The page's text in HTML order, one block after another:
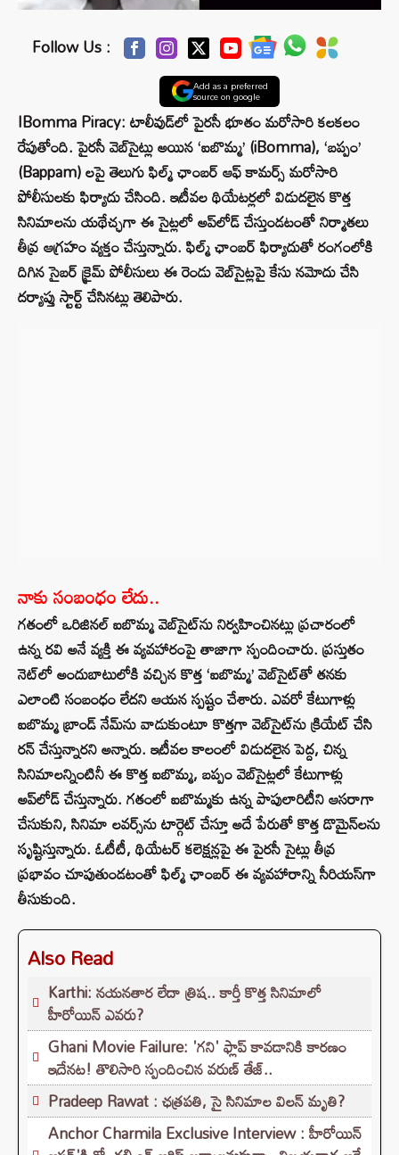
Follow Us :
Add as a preferred
source on google
IBomma Piracy: టాలీవుడ్‌లో పైరసీ భూతం మరోసారి కలకలం
రేపుతోంది. పైరసీ వెబ్‌సైట్లు అయిన ‘ఐబొమ్మ’ (iBomma), ‘బప్పం’
(Bappam) లపై తెలుగు ఫిల్మ్ ఛాంబర్ ఆఫ్ కామర్స్ మరోసారి
పోలీసులకు ఫిర్యాదు చేసింది. ఇటీవల థియేటర్లలో విడుదలైన కొత్త
సినిమాలను యథేచ్ఛగా ఈ సైట్లలో అప్‌లోడ్ చేస్తుండటంతో నిర్మాతలు
తీవ్ర ఆగ్రహం వ్యక్తం చేస్తున్నారు. ఫిల్మ్ ఛాంబర్ ఫిర్యాదుతో రంగంలోకి
దిగిన సైబర్ క్రైమ్ పోలీసులు ఈ రెండు వెబ్‌సైట్లపై కేసు నమోదు చేసి
దర్యాప్తు స్టార్ట్ చేసినట్లు తెలిపారు.
నాకు సంబంధం లేదు..
గతంలో ఒరిజినల్ ఐబొమ్మ వెబ్‌సైట్‌ను నిర్వహించినట్లు ప్రచారంలో
ఉన్న రవి అనే వ్యక్తి ఈ వ్యవహారంపై తాజాగా స్పందించారు. ప్రస్తుతం
నెట్‌లో అందుబాటులోకి వచ్చిన కొత్త ‘ఐబొమ్మ’ వెబ్‌సైట్‌తో తనకు
ఎలాంటి సంబంధం లేదని ఆయన స్పష్టం చేశారు. ఎవరో కేటుగాళ్లు
ఐబొమ్మ బ్రాండ్ నేమ్‌ను వాడుకుంటూ కొత్తగా వెబ్‌సైట్‌ను క్రియేట్ చేసి
రన్ చేస్తున్నారని అన్నారు. ఇటీవల కాలంలో విడుదలైన పెద్ద, చిన్న
సినిమాలన్నింటినీ ఈ కొత్త ఐబొమ్మ, బప్పం వెబ్‌సైట్లలో కేటుగాళ్లు
అప్‌లోడ్ చేస్తున్నారు. గతంలో ఐబొమ్మకు ఉన్న పాపులారిటీని ఆసరాగా
చేసుకుని, సినిమా లవర్స్‌ను టార్గెట్ చేస్తూ అదే పేరుతో కొత్త డొమైన్‌లను
సృష్టిస్తున్నారు. ఓటీటీ, థియేటర్ కలెక్షన్లపై ఈ పైరసీ సైట్లు తీవ్ర
ప్రభావం చూపుతుండటంతో ఫిల్మ్ ఛాంబర్ ఈ వ్యవహారాన్ని సీరియస్‌గా
తీసుకుంది.
Also Read
Karthi: నయనతార లేదా త్రిష.. కార్తీ కొత్త సినిమాలో
హీరోయిన్ ఎవరు?
Ghani Movie Failure: 'గని' ఫ్లాప్‌ కావడానికి కారణం
ఇదేనట! తొలిసారి స్పందించిన వరుణ్ తేజ్..
Pradeep Rawat : ఛత్రపతి, సై సినిమాల విలన్ మృతి?
Anchor Charmila Exclusive Interview : హీరోయిన్